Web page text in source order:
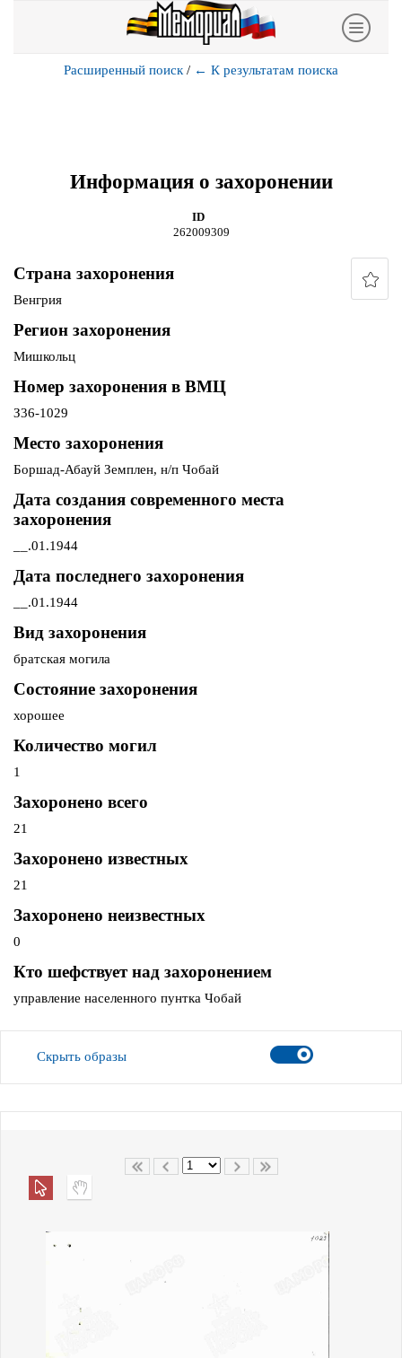
Расширенный поиск / ← К результатам поиска
Информация о захоронении
ID
262009309
Страна захоронения
Венгрия
Регион захоронения
Мишкольц
Номер захоронения в ВМЦ
З36-1029
Место захоронения
Боршад-Абауй Земплен, н/п Чобай
Дата создания современного места
захоронения
__.01.1944
Дата последнего захоронения
__.01.1944
Вид захоронения
братская могила
Состояние захоронения
хорошее
Количество могил
1
Захоронено всего
21
Захоронено известных
21
Захоронено неизвестных
0
Кто шефствует над захоронением
управление населенного пунтка Чобай
Скрыть образы